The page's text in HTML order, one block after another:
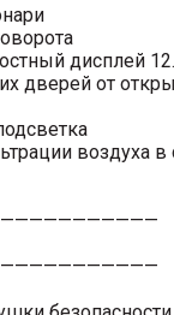
дисплей
дверей от
воздуха в